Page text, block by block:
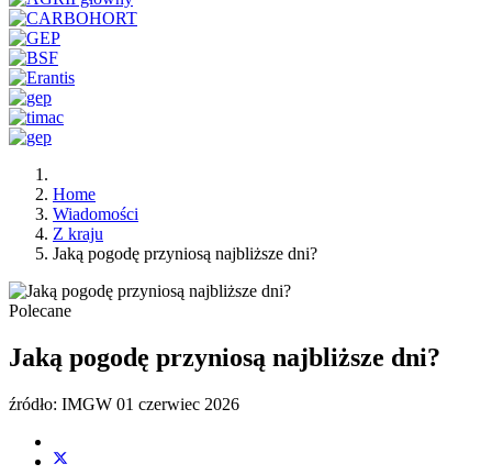
Home
Wiadomości
Z kraju
Jaką pogodę przyniosą najbliższe dni?
Polecane
Jaką pogodę przyniosą najbliższe dni?
źródło: IMGW 01 czerwiec 2026